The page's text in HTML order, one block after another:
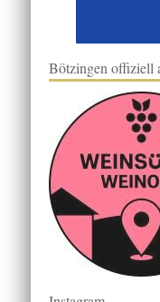
Bötzingen offiziell